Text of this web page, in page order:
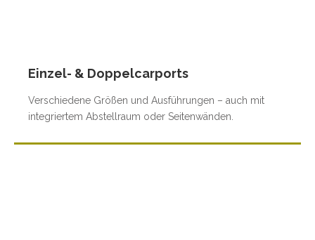
Einzel- & Doppelcarports
Verschiedene Größen und Ausführungen – auch mit
integriertem Abstellraum oder Seitenwänden.